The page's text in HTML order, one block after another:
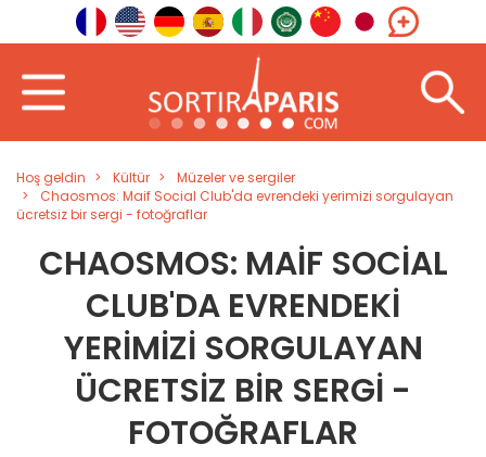
Hoş geldin Kültür
Müzeler ve sergiler
Chaosmos: Maif Social Club'da evrendeki yerimizi sorgulayan
ücretsiz bir sergi - fotoğraflar
CHAOSMOS: MAIF SOCIAL
CLUB'DA EVRENDEKI
YERIMIZI SORGULAYAN
ÜCRETSIZ BIR SERGI -
FOTOĞRAFLAR